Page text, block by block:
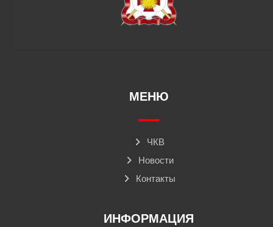
МЕНЮ
ЧКВ
Новости
Контакты
ИНФОРМАЦИЯ